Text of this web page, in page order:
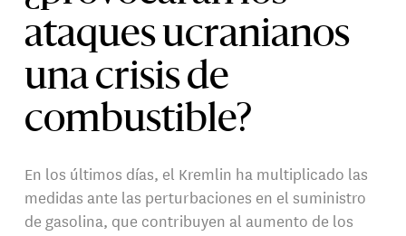
ataques ucranianos
una crisis de
combustible?
En los últimos días, el Kremlin ha multiplicado las
medidas ante las perturbaciones en el suministro
de gasolina, que contribuyen al aumento de los